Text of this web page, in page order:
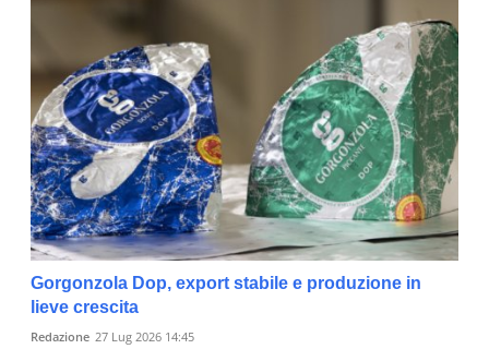
Gorgonzola Dop, export stabile e produzione in
lieve crescita
Redazione 27 Lug 2026 14:45